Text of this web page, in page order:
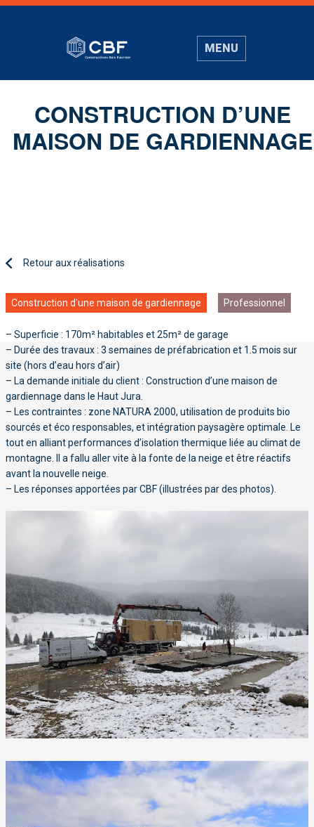
MENU
CONSTRUCTION D’UNE
MAISON DE GARDIENNAGE
Retour aux réalisations
Construction d'une maison de gardiennage Professionnel
– Superficie : 170m² habitables et 25m² de garage
– Durée des travaux : 3 semaines de préfabrication et 1.5 mois sur
site (hors d’eau hors d’air)
– La demande initiale du client : Construction d’une maison de
gardiennage dans le Haut Jura.
– Les contraintes : zone NATURA 2000, utilisation de produits bio
sourcés et éco responsables, et intégration paysagère optimale. Le
tout en alliant performances d’isolation thermique liée au climat de
montagne. Il a fallu aller vite à la fonte de la neige et être réactifs
avant la nouvelle neige.
– Les réponses apportées par CBF (illustrées par des photos).